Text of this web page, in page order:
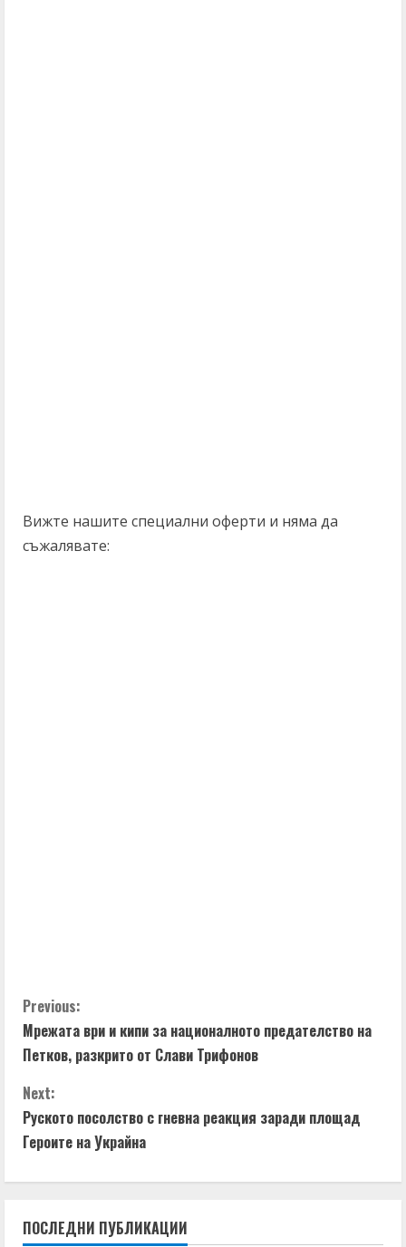
Вижте нашите специални оферти и няма да
съжалявате:
C
o
n
t
Previous:
Мрежата ври и кипи за националното предателство на
Петков, разкрито от Слави Трифонов
Next:
Руското посолство с гневна реакция заради площад
Героите на Украйна
ПОСЛЕДНИ ПУБЛИКАЦИИ